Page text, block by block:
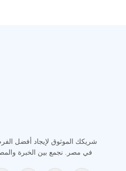
شريكك الموثوق لإيجاد أفضل
في مصر. نجمع بين الخبرة